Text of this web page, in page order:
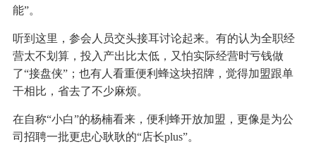
能”。
听到这里，参会人员交头接耳讨论起来。有的认为全职经
营太不划算，投入产出比太低，又怕实际经营时亏钱做
了“接盘侠”；也有人看重便利蜂这块招牌，觉得加盟跟单
干相比，省去了不少麻烦。
在自称“小白”的杨楠看来，便利蜂开放加盟，更像是为公
司招聘一批更忠心耿耿的“店长plus”。